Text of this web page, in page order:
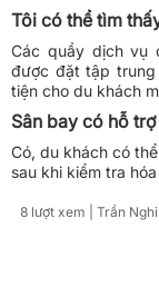
Tôi có thể tìm
Các quầy dịch vụ
được đặt tập
tiện cho du khách
Sân bay có hỗ
Có, du khách có
sau khi kiểm tra
8 lượt xem | Trần Nghi